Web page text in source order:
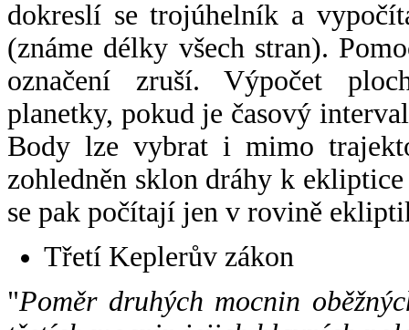
dokreslí se trojúhelník a
(známe délky všech stran).
označení zruší. Výpočet
planetky, pokud je časový
Body lze vybrat i mimo
zohledněn sklon dráhy k
se pak počítají jen v rovině
Třetí Keplerův zákon
"Poměr druhých mocnin